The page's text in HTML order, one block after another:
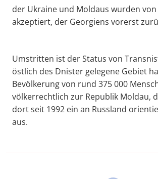
der Ukraine und Moldaus wurden von
akzeptiert, der Georgiens vorerst
Umstritten ist der Status von
östlich des Dnister gelegene Gebiet
Bevölkerung von rund 375 000
völkerrechtlich zur Republik Moldau,
dort seit 1992 ein an Russland
aus.